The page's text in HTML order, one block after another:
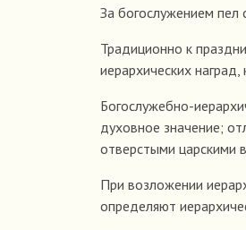
За богослужением пел
Традиционно к
иерархических
Богослужебно-
духовное значение;
отверстыми царскими
При возложении
определяют